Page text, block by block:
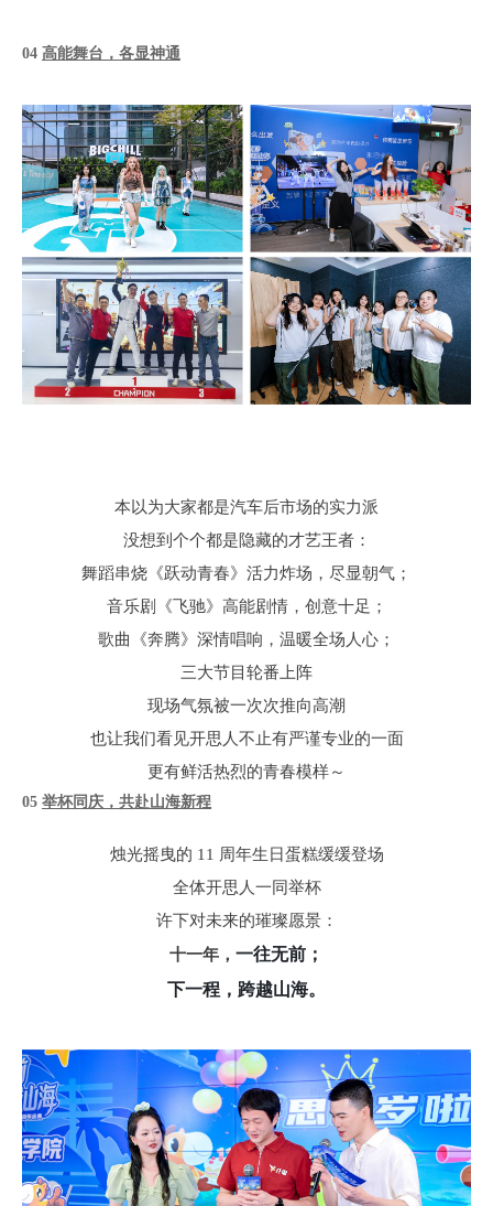
04 高能舞台，各显神通
本以为大家都是汽车后市场的实力派
没想到个个都是隐藏的才艺王者：
舞蹈串烧《跃动青春》活力炸场，尽显朝气；
音乐剧《飞驰》高能剧情，创意十足；
歌曲《奔腾》深情唱响，温暖全场人心；
三大节目轮番上阵
现场气氛被一次次推向高潮
也让我们看见开思人不止有严谨专业的一面
更有鲜活热烈的青春模样～
05 举杯同庆，共赴山海新程
烛光摇曳的 11 周年生日蛋糕缓缓登场
全体开思人一同举杯
许下对未来的璀璨愿景：
十一年， 一往无前；
下一程，跨越山海。